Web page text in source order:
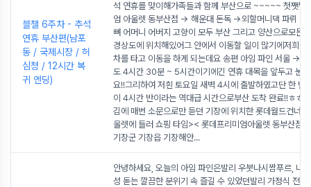
블챌 6주차 - 추석
연휴 부산편(남포
동 / 국제시장 / 허
심청 / 12시간 복
귀 엔딩)
석 연휴를 맞이해가족들과 함께 부산으로 ~~~~~ 첫쨋날
엄 아울렛 동부산점 -> 해운대 돈독 ->외할머니댁 파뤼 ->
뼈 어머니 어버지 고향이 모두 부산 그리고 양산으로모든
경상도에 위치해있어그 안에서 이동할 일이 많기에저희
차를 타고 이동을 하게 되는데요 송편 아임 파인 서울 ->
도 4시간 30분 ~ 5시간이기에긴 연휴 대목을 앞두고 눈
요!!그리하여 저흰 토요일 새벽 4시에 출발하였고단 한 번
이 4시간 반이라는 역대급 시간으로부산 도착 완료!!ㅎㅎ
김에 매번 소문으로만 듣던 기장에 위치한 롯데월드건너
울렛에 들러 쇼핑 타임>< 롯데프리미엄아울렛 동부산점
기장군 기장읍 기장해안...
안녕하세요, 오늘의 아임 파인은발리 우붓나시짬푸르, 나
성 돋는 깔끔한 분위기 속 즐길 수 있었던발리 가정식 전문